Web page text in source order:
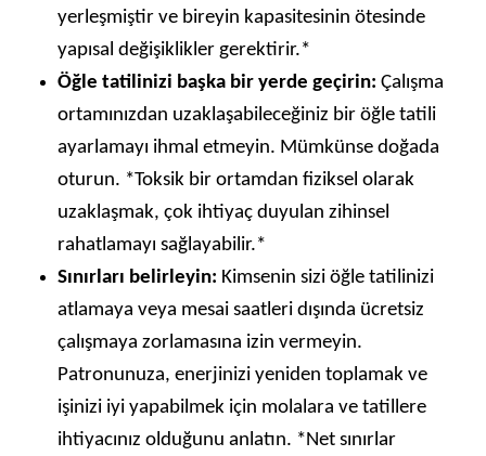
yerleşmiştir ve bireyin kapasitesinin ötesinde
yapısal değişiklikler gerektirir.*
Öğle tatilinizi başka bir yerde geçirin: Çalışma
ortamınızdan uzaklaşabileceğiniz bir öğle tatili
ayarlamayı ihmal etmeyin. Mümkünse doğada
oturun. *Toksik bir ortamdan fiziksel olarak
uzaklaşmak, çok ihtiyaç duyulan zihinsel
rahatlamayı sağlayabilir.*
Sınırları belirleyin: Kimsenin sizi öğle tatilinizi
atlamaya veya mesai saatleri dışında ücretsiz
çalışmaya zorlamasına izin vermeyin.
Patronunuza, enerjinizi yeniden toplamak ve
işinizi iyi yapabilmek için molalara ve tatillere
ihtiyacınız olduğunu anlatın. *Net sınırlar